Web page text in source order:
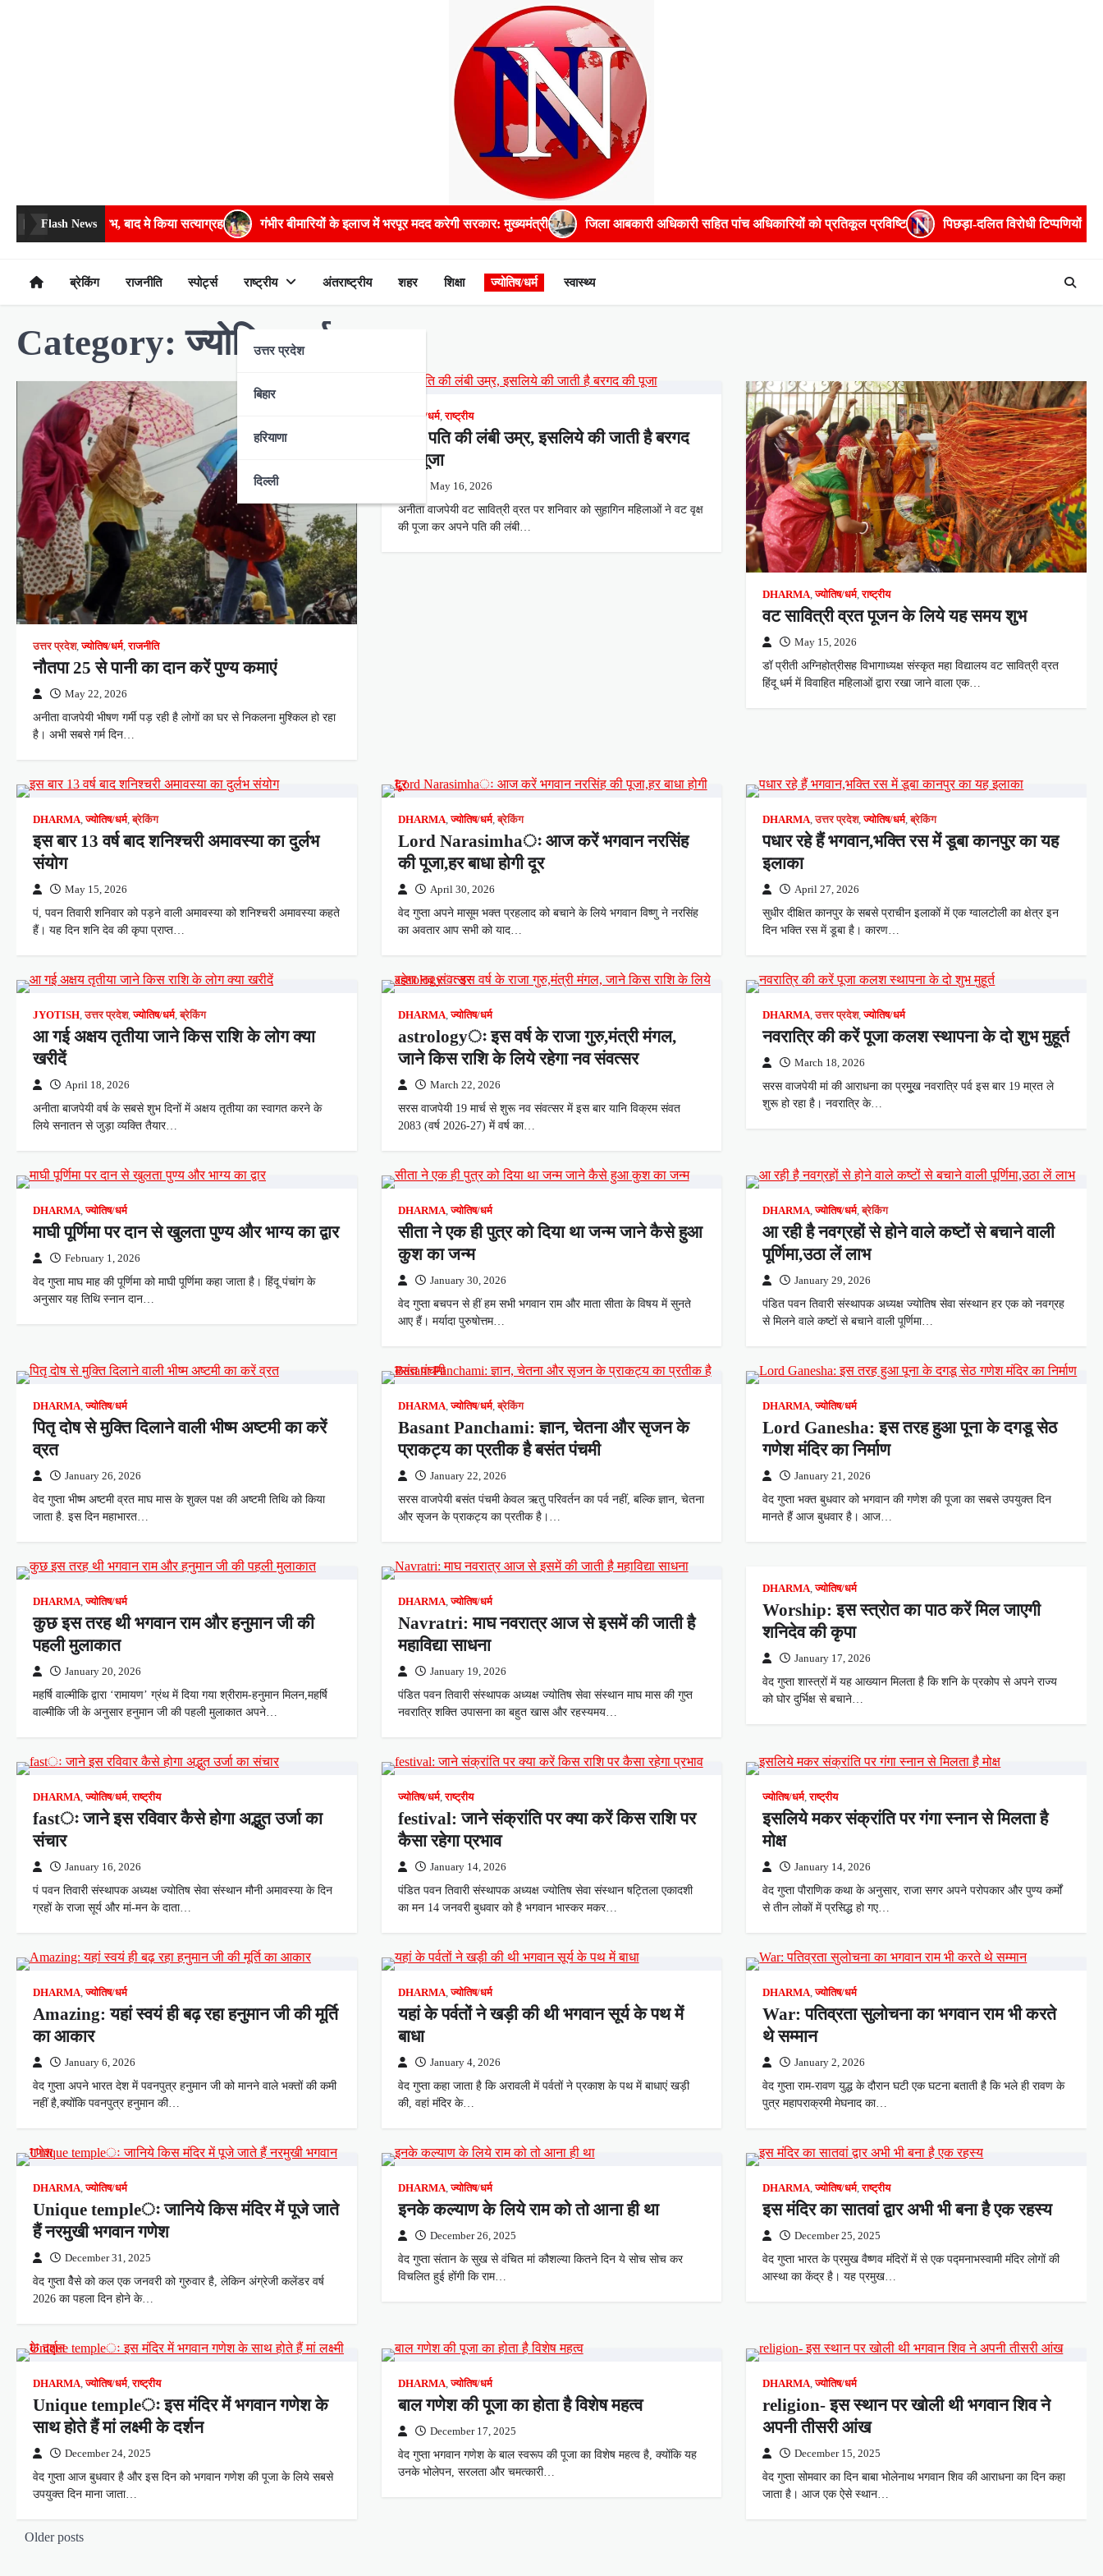
Flash News
बाद मे किया सत्याग्रह गंभीर बीमारियों के इलाज में भरपूर मदद करेगी सरकार: मुख्यमंत्री जिला आबकारी अधिकारी सहित पांच अधिकारियों को प्रतिकूल प्रविष्टि पिछड़ा-दलित विरोधी टिप्पणियों पर सुभासपा ने
ब्रेकिंग राजनीति स्पोर्ट्स राष्ट्रीय
उत्तर प्रदेश
बिहार
हरियाणा
दिल्ली
अंतराष्ट्रीय शहर शिक्षा ज्योतिष/धर्म स्वास्थ्य
Category:ज्योतिष/धर्म
उत्तर प्रदेश,ज्योतिष/धर्म,राजनीति
नौतपा 25 से पानी का दान करें पुण्य कमाएं
May 22, 2026
अनीता वाजपेयी भीषण गर्मी पड़ रही है लोगों का घर से निकलना मुश्किल हो रहा
है। अभी सबसे गर्म दिन…
ज्योतिष/धर्म,राष्ट्रीय
मांगी पति की लंबी उम्र, इसलिये की जाती है बरगद
की पूजा
May 16, 2026
अनीता वाजपेयी वट सावित्री व्रत पर शनिवार को सुहागिन महिलाओं ने वट वृक्ष
की पूजा कर अपने पति की लंबी…
DHARMA,ज्योतिष/धर्म,राष्ट्रीय
वट सावित्री व्रत पूजन के लिये यह समय शुभ
May 15, 2026
डॉ प्रीती अग्निहोत्रीसह विभागाध्यक्ष संस्कृत महा विद्यालय वट सावित्री व्रत
हिंदू धर्म में विवाहित महिलाओं द्वारा रखा जाने वाला एक…
DHARMA,ज्योतिष/धर्म,ब्रेकिंग
इस बार 13 वर्ष बाद शनिश्चरी अमावस्या का दुर्लभ
संयोग
May 15, 2026
पं, पवन तिवारी शनिवार को पड़ने वाली अमावस्या को शनिश्चरी अमावस्या कहते
हैं। यह दिन शनि देव की कृपा प्राप्त…
DHARMA,ज्योतिष/धर्म,ब्रेकिंग
Lord Narasimhaः आज करें भगवान नरसिंह
की पूजा,हर बाधा होगी दूर
April 30, 2026
वेद गुप्ता अपने मासूम भक्त प्रहलाद को बचाने के लिये भगवान विष्णु ने नरसिंह
का अवतार आप सभी को याद…
DHARMA,उत्तर प्रदेश,ज्योतिष/धर्म,ब्रेकिंग
पधार रहे हैं भगवान,भक्ति रस में डूबा कानपुर का यह
इलाका
April 27, 2026
सुधीर दीक्षित कानपुर के सबसे प्राचीन इलाकों में एक ग्वालटोली का क्षेत्र इन
दिन भक्ति रस में डूबा है। कारण…
JYOTISH,उत्तर प्रदेश,ज्योतिष/धर्म,ब्रेकिंग
आ गई अक्षय तृतीया जाने किस राशि के लोग क्या
खरीदें
April 18, 2026
अनीता बाजपेयी वर्ष के सबसे शुभ दिनों में अक्षय तृतीया का स्वागत करने के
लिये सनातन से जुड़ा व्यक्ति तैयार…
DHARMA,ज्योतिष/धर्म
astrologyः इस वर्ष के राजा गुरु,मंत्री मंगल,
जाने किस राशि के लिये रहेगा नव संवत्सर
March 22, 2026
सरस वाजपेयी 19 मार्च से शुरू नव संवत्सर में इस बार यानि विक्रम संवत
2083 (वर्ष 2026-27) में वर्ष का…
DHARMA,उत्तर प्रदेश,ज्योतिष/धर्म
नवरात्रि की करें पूजा कलश स्थापना के दो शुभ मुहूर्त
March 18, 2026
सरस वाजपेयी मां की आराधना का प्रमुूख नवरात्रि पर्व इस बार 19 मा्रत ले
शुरू हो रहा है। नवरात्रि के…
DHARMA,ज्योतिष/धर्म
माघी पूर्णिमा पर दान से खुलता पुण्य और भाग्य का द्वार
February 1, 2026
वेद गुप्ता माघ माह की पूर्णिमा को माघी पूर्णिमा कहा जाता है। हिंदू पंचांग के
अनुसार यह तिथि स्नान दान…
DHARMA,ज्योतिष/धर्म
सीता ने एक ही पुत्र को दिया था जन्म जाने कैसे हुआ
कुश का जन्म
January 30, 2026
वेद गुप्ता बचपन से हीं हम सभी भगवान राम और माता सीता के विषय में सुनते
आए हैं। मर्यादा पुरुषोत्तम…
DHARMA,ज्योतिष/धर्म,ब्रेकिंग
आ रही है नवग्रहों से होने वाले कष्टों से बचाने वाली
पूर्णिमा,उठा लें लाभ
January 29, 2026
पंडित पवन तिवारी संस्थापक अध्यक्ष ज्योतिष सेवा संस्थान हर एक को नवग्रह
से मिलने वाले कष्टों से बचाने वाली पूर्णिमा…
DHARMA,ज्योतिष/धर्म
पितृ दोष से मुक्ति दिलाने वाली भीष्म अष्टमी का करें
व्रत
January 26, 2026
वेद गुप्ता भीष्म अष्टमी व्रत माघ मास के शुक्ल पक्ष की अष्टमी तिथि को किया
जाता है. इस दिन महाभारत…
DHARMA,ज्योतिष/धर्म,ब्रेकिंग
Basant Panchami: ज्ञान, चेतना और सृजन के
प्राकट्य का प्रतीक है बसंत पंचमी
January 22, 2026
सरस वाजपेयी बसंत पंचमी केवल ऋतु परिवर्तन का पर्व नहीं, बल्कि ज्ञान, चेतना
और सृजन के प्राकट्य का प्रतीक है।…
DHARMA,ज्योतिष/धर्म
Lord Ganesha: इस तरह हुआ पूना के दगडू सेठ
गणेश मंदिर का निर्माण
January 21, 2026
वेद गुप्ता भक्त बुधवार को भगवान की गणेश की पूजा का सबसे उपयुक्त दिन
मानते हैं आज बुधवार है। आज…
DHARMA,ज्योतिष/धर्म
कुछ इस तरह थी भगवान राम और हनुमान जी की
पहली मुलाकात
January 20, 2026
महर्षि वाल्मीकि द्वारा ‘रामायण’ ग्रंथ में दिया गया श्रीराम-हनुमान मिलन,महर्षि
वाल्मीकि जी के अनुसार हनुमान जी की पहली मुलाकात अपने…
DHARMA,ज्योतिष/धर्म
Navratri: माघ नवरात्र आज से इसमें की जाती है
महाविद्या साधना
January 19, 2026
पंडित पवन तिवारी संस्थापक अध्यक्ष ज्योतिष सेवा संस्थान माघ मास की गुप्त
नवरात्रि शक्ति उपासना का बहुत खास और रहस्यमय…
DHARMA,ज्योतिष/धर्म
Worship: इस स्त्रोत का पाठ करें मिल जाएगी
शनिदेव की कृपा
January 17, 2026
वेद गुप्ता शास्त्रों में यह आख्यान मिलता है कि शनि के प्रकोप से अपने राज्य
को घोर दुर्भिक्ष से बचाने…
DHARMA,ज्योतिष/धर्म,राष्ट्रीय
fastः जाने इस रविवार कैसे होगा अद्भुत उर्जा का
संचार
January 16, 2026
पं पवन तिवारी संस्थापक अध्यक्ष ज्योतिष सेवा संस्थान मौनी अमावस्या के दिन
ग्रहों के राजा सूर्य और मां-मन के दाता…
ज्योतिष/धर्म,राष्ट्रीय
festival: जाने संक्रांति पर क्या करें किस राशि पर
कैसा रहेगा प्रभाव
January 14, 2026
पंडित पवन तिवारी संस्थापक अध्यक्ष ज्योतिष सेवा संस्थान षट्तिला एकादशी
का मन 14 जनवरी बुधवार को है भगवान भास्कर मकर…
ज्योतिष/धर्म,राष्ट्रीय
इसलिये मकर संक्रांति पर गंगा स्नान से मिलता है
मोक्ष
January 14, 2026
वेद गुप्ता पौराणिक कथा के अनुसार, राजा सगर अपने परोपकार और पुण्य कर्मों
से तीन लोकों में प्रसिद्ध हो गए…
DHARMA,ज्योतिष/धर्म
Amazing: यहां स्वयं ही बढ़ रहा हनुमान जी की मूर्ति
का आकार
January 6, 2026
वेद गुप्ता अपने भारत देश में पवनपुत्र हनुमान जी को मानने वाले भक्तों की कमी
नहीं है,क्योंकि पवनपुत्र हनुमान की…
DHARMA,ज्योतिष/धर्म
यहां के पर्वतों ने खड़ी की थी भगवान सूर्य के पथ में
बाधा
January 4, 2026
वेद गुप्ता कहा जाता है कि अरावली में पर्वतों ने प्रकाश के पथ में बाधाएं खड़ी
की, वहां मंदिर के…
DHARMA,ज्योतिष/धर्म
War: पतिव्रता सुलोचना का भगवान राम भी करते
थे सम्मान
January 2, 2026
वेद गुप्ता राम-रावण युद्ध के दौरान घटी एक घटना बताती है कि भले ही रावण के
पुत्र महापराक्रमी मेघनाद का…
DHARMA,ज्योतिष/धर्म
Unique templeः जानिये किस मंदिर में पूजे जाते
हैं नरमुखी भगवान गणेश
December 31, 2025
वेद गुप्ता वैेसे को कल एक जनवरी को गुरुवार है, लेकिन अंग्रेजी कलेंडर वर्ष
2026 का पहला दिन होने के…
DHARMA,ज्योतिष/धर्म
इनके कल्याण के लिये राम को तो आना ही था
December 26, 2025
वेद गुप्ता संतान के सुख से वंचित मां कौशल्या कितने दिन ये सोच सोच कर
विचलित हुई होंगी कि राम…
DHARMA,ज्योतिष/धर्म,राष्ट्रीय
इस मंदिर का सातवां द्वार अभी भी बना है एक रहस्य
December 25, 2025
वेद गुप्ता भारत के प्रमुख वैष्णव मंदिरों में से एक पद्मनाभस्वामी मंदिर लोगों की
आस्था का केंद्र है। यह प्रमुख…
DHARMA,ज्योतिष/धर्म,राष्ट्रीय
Unique templeः इस मंदिर में भगवान गणेश के
साथ होते हैं मां लक्ष्मी के दर्शन
December 24, 2025
वेद गुप्ता आज बुधवार है और इस दिन को भगवान गणेश की पूजा के लिये सबसे
उपयुक्त दिन माना जाता…
DHARMA,ज्योतिष/धर्म
बाल गणेश की पूजा का होता है विशेष महत्व
December 17, 2025
वेद गुप्ता भगवान गणेश के बाल स्वरूप की पूजा का विशेष महत्व है, क्योंकि यह
उनके भोलेपन, सरलता और चमत्कारी…
DHARMA,ज्योतिष/धर्म
religion- इस स्थान पर खोली थी भगवान शिव ने
अपनी तीसरी आंख
December 15, 2025
वेद गुप्ता सोमवार का दिन बाबा भोलेनाथ भगवान शिव की आराधना का दिन कहा
जाता है। आज एक ऐसे स्थान…
POlder posts